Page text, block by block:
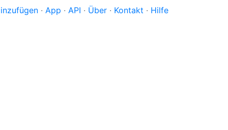
· App · API · Über · Kontakt · Hilfe